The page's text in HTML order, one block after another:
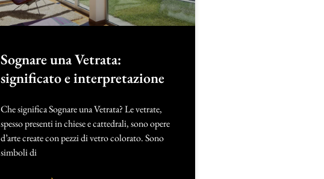
Sognare una Vetrata:
significato e interpretazione
Che significa Sognare una Vetrata? Le vetrate,
spesso presenti in chiese e cattedrali, sono opere
d’arte create con pezzi di vetro colorato. Sono
simboli di